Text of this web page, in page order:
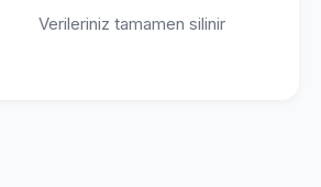
Verileriniz tamamen silinir